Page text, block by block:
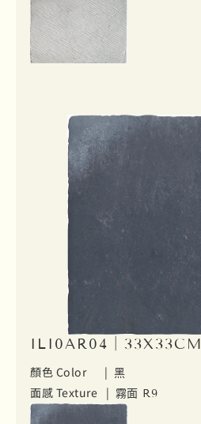
ILI0AR04｜33X33CM
顏色 Color | 黑
面感 Texture | 霧面 R9